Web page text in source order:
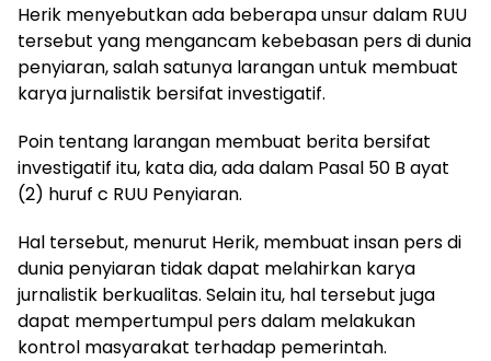
Herik menyebutkan ada beberapa unsur dalam RUU
tersebut yang mengancam kebebasan pers di dunia
penyiaran, salah satunya larangan untuk membuat
karya jurnalistik bersifat investigatif.
Poin tentang larangan membuat berita bersifat
investigatif itu, kata dia, ada dalam Pasal 50 B ayat
(2) huruf c RUU Penyiaran.
Hal tersebut, menurut Herik, membuat insan pers di
dunia penyiaran tidak dapat melahirkan karya
jurnalistik berkualitas. Selain itu, hal tersebut juga
dapat mempertumpul pers dalam melakukan
kontrol masyarakat terhadap pemerintah.